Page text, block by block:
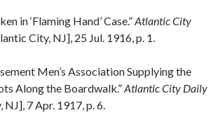
in ‘Flaming Hand’ Case.”Atlantic City
City, NJ], 25 Jul. 1916, p. 1.
Men’s Association Supplying the
Along the Boardwalk.”Atlantic City Daily
7 Apr. 1917, p. 6.